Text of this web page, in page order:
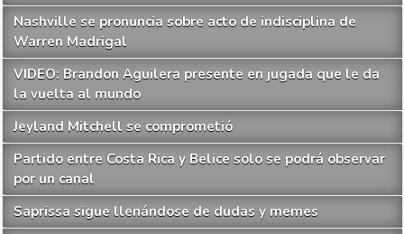
Nashville se pronuncia sobre acto de indisciplina de
Warren Madrigal
VIDEO: Brandon Aguilera presente en jugada que le da
la vuelta al mundo
Jeyland Mitchell se comprometió
Partido entre Costa Rica y Belice solo se podrá observar
por un canal
Saprissa sigue llenándose de dudas y memes